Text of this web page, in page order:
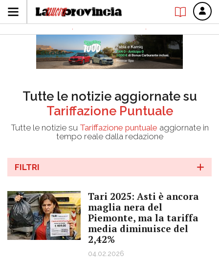
Tutte le notizie aggiornate su
Tariffazione Puntuale
Tutte le notizie su Tariffazione puntuale aggiornate in
tempo reale dalla redazione
FILTRI
Tari 2025: Asti è ancora
maglia nera del
Piemonte, ma la tariffa
media diminuisce del
2,42%
04.02.2026